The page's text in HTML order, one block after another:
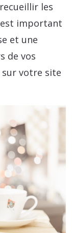
les
important
et une
de vos
sur votre site